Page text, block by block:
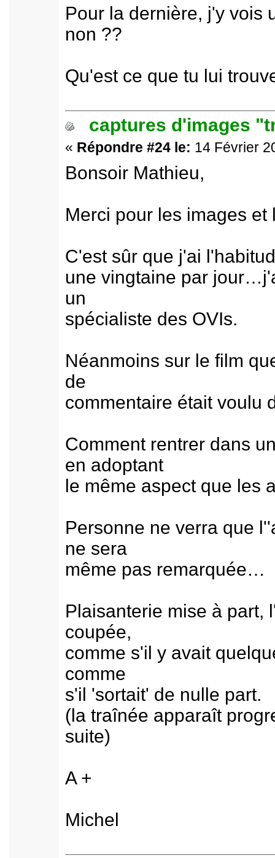
Pour la dernière, j'y vois
non ??
Qu'est ce que tu lui
captures d'images
« Répondre #24 le: 14 Février
Bonsoir Mathieu,
Merci pour les images et
C'est sûr que j'ai
une vingtaine par
un
spécialiste des OVIs.
Néanmoins sur le film
de
commentaire était voulu
Comment rentrer dans
en adoptant
le même aspect que les
Personne ne verra que
ne sera
même pas remarquée…
Plaisanterie mise à part,
coupée,
comme s'il y avait
comme
s'il 'sortait' de nulle part.
(la traînée apparaît
suite)
A +
Michel